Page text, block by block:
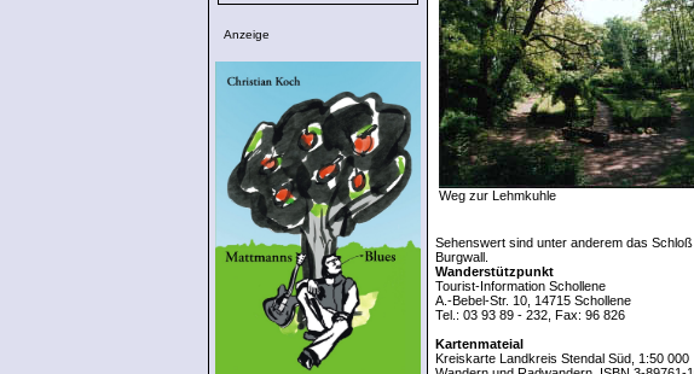
Anzeige
Weg zur Lehmkuhle
Sehenswert sind unter anderem das
Burgwall.
Wanderstützpunkt
Tourist-Information Schollene
A.-Bebel-Str. 10, 14715 Schollene
Tel.: 03 93 89 - 232, Fax: 96 826
Kartenmateial
Kreiskarte Landkreis Stendal Süd, 1:50 000